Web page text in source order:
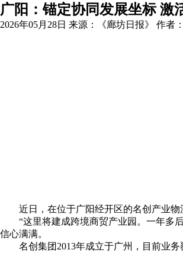
广阳：锚定协同发展坐标 激
2026年05月28日 来源：《廊坊日报》 作者
近日，在位于广阳经开区的名创产业
“这里将建成跨境商贸产业园。一年多
信心满满。
名创集团2013年成立于广州，目前业